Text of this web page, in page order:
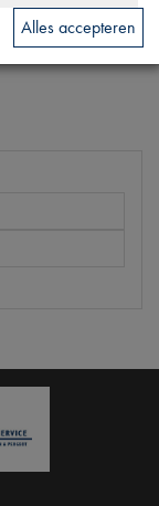
Alles accepteren